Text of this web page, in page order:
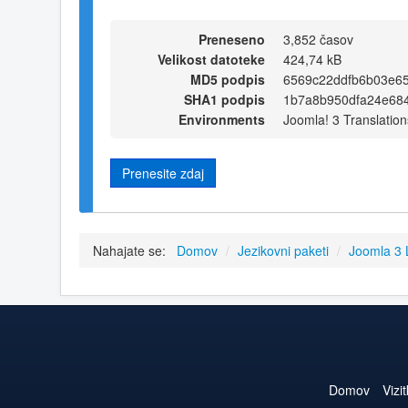
Preneseno
3,852 časov
Velikost datoteke
424,74 kB
MD5 podpis
SHA1 podpis
Environments
Joomla! 3
Prenesite zdaj
Nahajate se: Domov / Jezikovni paketi / Joomla 3
Domov